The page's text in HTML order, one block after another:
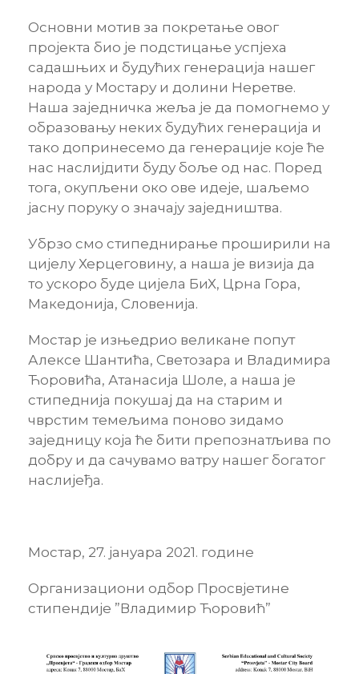
Основни мотив за покретање овог
пројекта био је подстицање успјеха
садашњих и будућих генерација нашег
народа у Мостару и долини Неретве.
Наша заједничка жеља је да помогнемо у
образовању неких будућих генерација и
тако допринесемо да генерације које ће
нас наслијдити буду боље од нас. Поред
тога, окупљени око ове идеје, шаљемо
јасну поруку о значају заједништва.
Убрзо смо стипеднирање проширили на
цијелу Херцеговину, а наша је визија да
то ускоро буде цијела БиХ, Црна Гора,
Македонија, Словенија.
Мостар је изњедрио великане попут
Алексе Шантића, Светозара и Владимира
Ћоровића, Атанасија Шоле, а наша је
стипеднија покушај да на старим и
чврстим темељима поново зидамо
заједницу која ће бити препознатљива по
добру и да сачувамо ватру нашег богатог
наслијеђа.
Мостар, 27. јануара 2021. године
Организациони одбор Просвјетине
стипендије ”Владимир Ћоровић”